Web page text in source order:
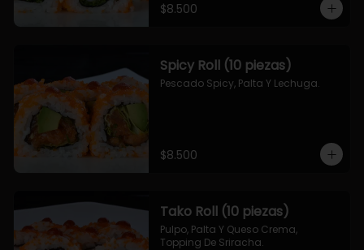
$8.500
Spicy Roll (10 piezas)
Pescado Spicy, Palta Y Lechuga.
$8.500
Tako Roll (10 piezas)
Pulpo, Palta Y Queso Crema,
Topping De Sriracha.